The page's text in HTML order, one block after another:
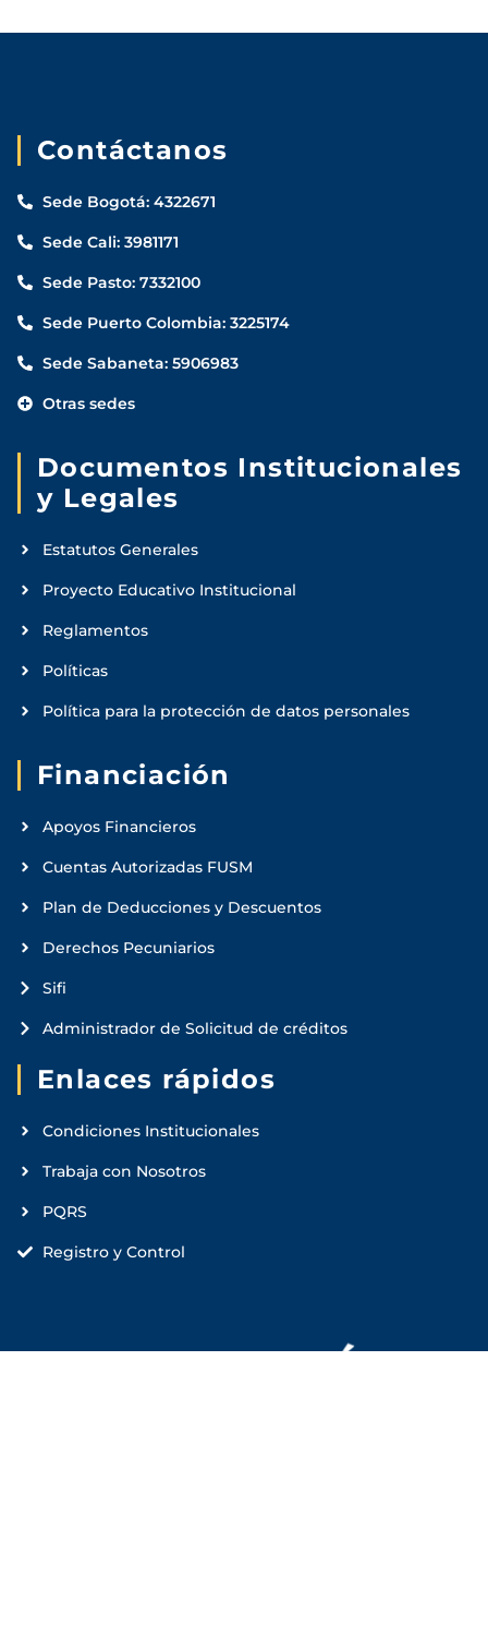
Contáctanos
Sede Bogotá: 4322671
Sede Cali: 3981171
Sede Pasto: 7332100
Sede Puerto Colombia: 3225174
Sede Sabaneta: 5906983
Otras sedes
Documentos Institucionales
y Legales
Estatutos Generales
Proyecto Educativo Institucional
Reglamentos
Políticas
Política para la protección de datos personales
Financiación
Apoyos Financieros
Cuentas Autorizadas FUSM
Plan de Deducciones y Descuentos
Derechos Pecuniarios
Sifi
Administrador de Solicitud de créditos
Enlaces rápidos
Condiciones Institucionales
Trabaja con Nosotros
PQRS
Registro y Control